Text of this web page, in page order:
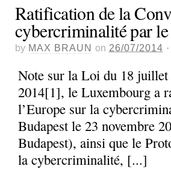
Ratification de la
cybercriminalité par
by MAX BRAUN on 26/07/2014 ·
Note sur la Loi du 18
2014[1], le Luxembourg a
l’Europe sur la
Budapest le 23 novembre
Budapest), ainsi que le
la cybercriminalité, [...]